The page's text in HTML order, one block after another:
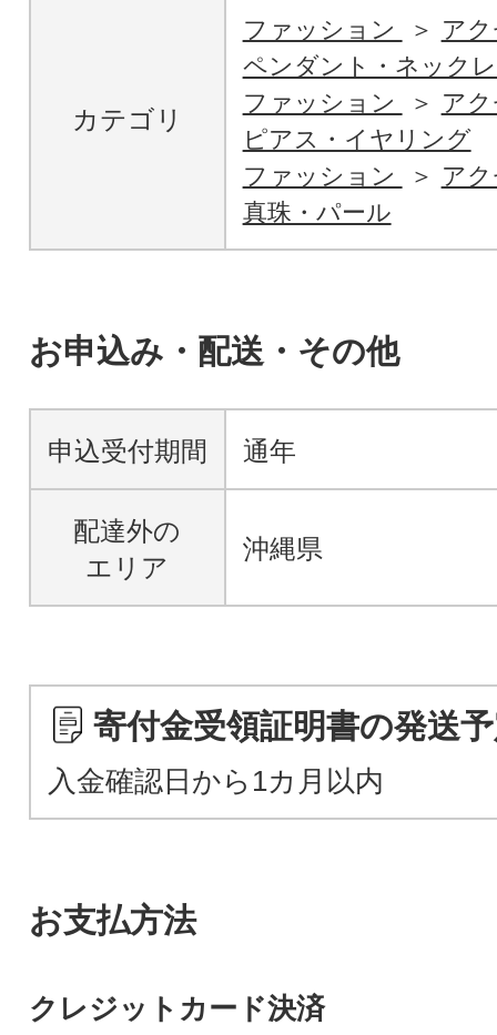
カテゴリ
ファッション
ア
ペンダント・ネック
ファッション
ア
ピアス・イヤリング
ファッション
ア
真珠・パール
お申込み・配送・その他
申込受付期間 通年
配達外の
エリア
沖縄県
寄付金受領証明書の発送
入金確認日から1カ月以内
お支払方法
クレジットカード決済